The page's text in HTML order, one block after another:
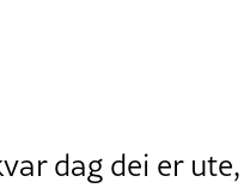
dag dei er ute,